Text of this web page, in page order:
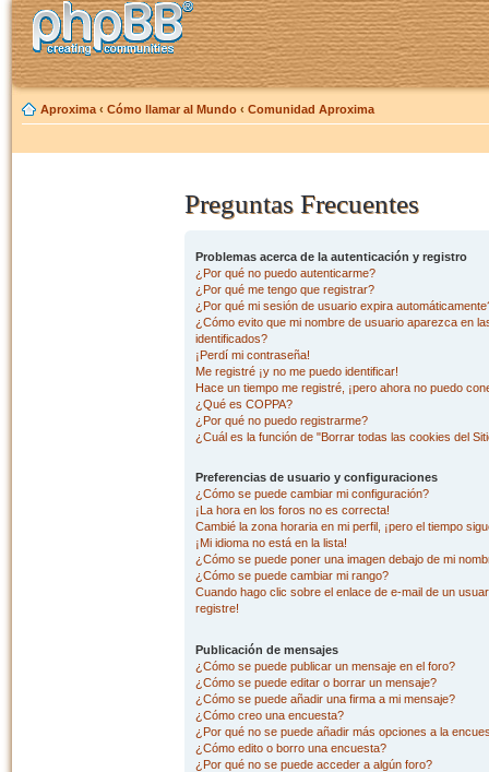
Aproxima ‹ Cómo llamar al Mundo ‹ Comunidad Aproxima
Preguntas Frecuentes
Problemas acerca de la autenticación y registro
¿Por qué no puedo autenticarme?
¿Por qué me tengo que registrar?
¿Por qué mi sesión de usuario expira
¿Cómo evito que mi nombre de usuario aparezca en
identificados?
¡Perdí mi contraseña!
Me registré ¡y no me puedo identificar!
Hace un tiempo me registré, ¡pero ahora no puedo
¿Qué es COPPA?
¿Por qué no puedo registrarme?
¿Cuál es la función de "Borrar todas las cookies del
Preferencias de usuario y configuraciones
¿Cómo se puede cambiar mi configuración?
¡La hora en los foros no es correcta!
Cambié la zona horaria en mi perfil, ¡pero el tiempo
¡Mi idioma no está en la lista!
¿Cómo se puede poner una imagen debajo de mi
¿Cómo se puede cambiar mi rango?
Cuando hago clic sobre el enlace de e-mail de un
registre!
Publicación de mensajes
¿Cómo se puede publicar un mensaje en el foro?
¿Cómo se puede editar o borrar un mensaje?
¿Cómo se puede añadir una firma a mi mensaje?
¿Cómo creo una encuesta?
¿Por qué no se puede añadir más opciones a la
¿Cómo edito o borro una encuesta?
¿Por qué no se puede acceder a algún foro?